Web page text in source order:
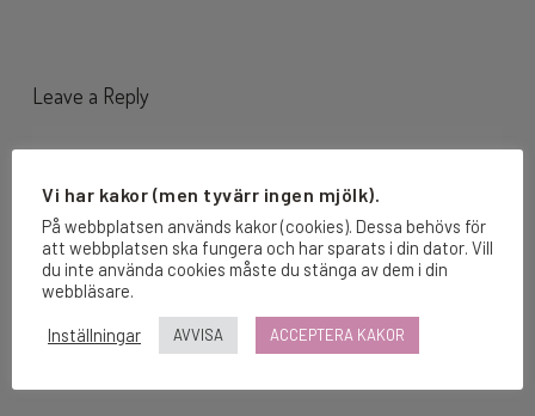
Leave a Reply
Vi har kakor (men tyvärr ingen mjölk).
På webbplatsen används kakor (cookies). Dessa behövs för
att webbplatsen ska fungera och har sparats i din dator. Vill
du inte använda cookies måste du stänga av dem i din
webbläsare.
Inställningar AVVISA ACCEPTERA KAKOR